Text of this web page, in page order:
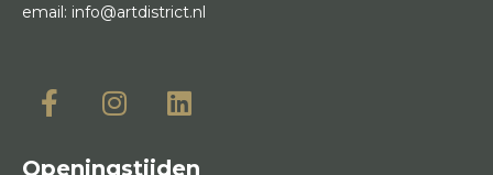
email: info@artdistrict.nl
Openingstijden